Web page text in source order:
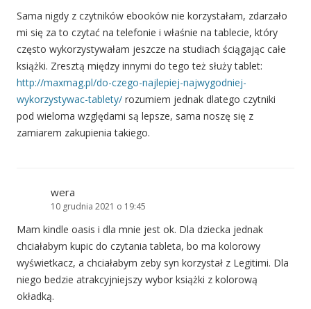
Sama nigdy z czytników ebooków nie korzystałam, zdarzało
mi się za to czytać na telefonie i właśnie na tablecie, który
często wykorzystywałam jeszcze na studiach ściągając całe
książki. Zresztą między innymi do tego też służy tablet:
http://maxmag.pl/do-czego-najlepiej-najwygodniej-
wykorzystywac-tablety/ rozumiem jednak dlatego czytniki
pod wieloma względami są lepsze, sama noszę się z
zamiarem zakupienia takiego.
wera
10 grudnia 2021 o 19:45
Mam kindle oasis i dla mnie jest ok. Dla dziecka jednak
chciałabym kupic do czytania tableta, bo ma kolorowy
wyświetkacz, a chciałabym zeby syn korzystał z Legitimi. Dla
niego bedzie atrakcyjniejszy wybor książki z kolorową
okładką.